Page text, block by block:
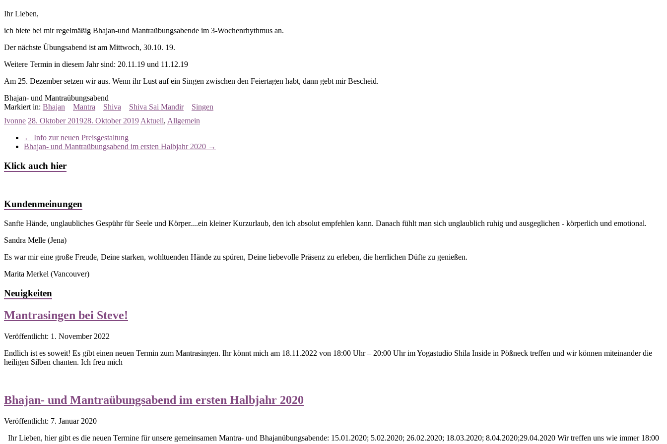
Ihr Lieben,
ich biete bei mir regelmäßig Bhajan-und Mantraübungsabende im 3-Wochenrhythmus an.
Der nächste Übungsabend ist am Mittwoch, 30.10. 19.
Weitere Termin in diesem Jahr sind: 20.11.19 und 11.12.19
Am 25. Dezember setzen wir aus. Wenn ihr Lust auf ein Singen zwischen den Feiertagen habt, dann gebt mir Bescheid.
Bhajan- und Mantraübungsabend
Markiert in: Bhajan Mantra Shiva Shiva Sai Mandir
Singen
Ivonne 28. Oktober 201928. Oktober 2019 Aktuell, Allgemein
← Info zur neuen Preisgestaltung
Bhajan- und Mantraübungsabend im ersten Halbjahr 2020 →
Klick auch hier
Kundenmeinungen
Sanfte Hände, unglaubliches Gespühr für Seele und Körper....ein kleiner Kurzurlaub, den ich absolut empfehlen kann. Danach fühlt man sich unglaublich ruhig und ausgeglichen - körperlich und emotional.
Sandra Melle (Jena)
Es war mir eine große Freude, Deine starken, wohltuenden Hände zu spüren, Deine liebevolle Präsenz zu erleben, die herrlichen Düfte zu genießen.
Marita Merkel (Vancouver)
Neuigkeiten
Mantrasingen bei Steve!
Veröffentlicht: 1. November 2022
Endlich ist es soweit! Es gibt einen neuen Termin zum Mantrasingen. Ihr könnt mich am 18.11.2022 von 18:00 Uhr – 20:00 Uhr im Yogastudio Shila Inside in Pößneck treffen und wir können miteinander die
heiligen Silben chanten. Ich freu mich
Bhajan- und Mantraübungsabend im ersten Halbjahr 2020
Veröffentlicht: 7. Januar 2020
Ihr Lieben, hier gibt es die neuen Termine für unsere gemeinsamen Mantra- und Bhajanübungsabende: 15.01.2020; 5.02.2020; 26.02.2020; 18.03.2020; 8.04.2020;29.04.2020 Wir treffen uns wie immer 18:00